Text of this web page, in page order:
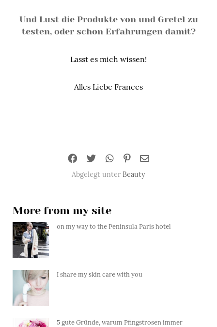
Und Lust die Produkte von und Gretel zu
testen, oder schon Erfahrungen damit?
Lasst es mich wissen!
Alles Liebe Frances
Abgelegt unter Beauty
More from my site
on my way to the Peninsula Paris hotel
I share my skin care with you
5 gute Gründe, warum Pfingstrosen immer